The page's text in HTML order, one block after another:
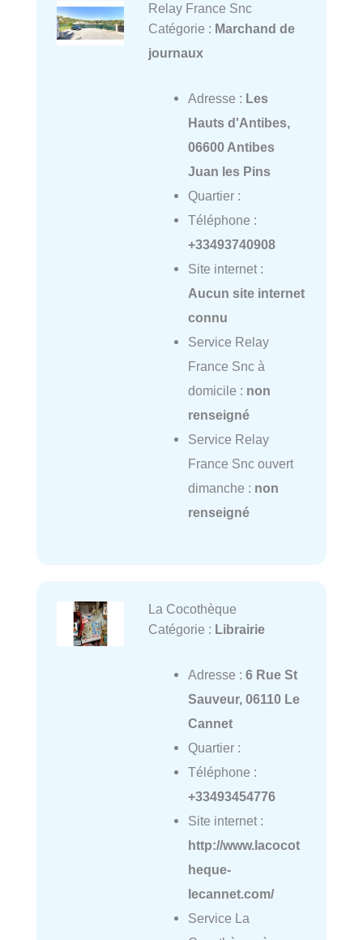
Relay France Snc
Catégorie : Marchand de
journaux
Adresse : Les
Hauts d'Antibes,
06600 Antibes
Juan les Pins
Quartier :
Téléphone :
+33493740908
Site internet :
Aucun site internet
connu
Service Relay
France Snc à
domicile : non
renseigné
Service Relay
France Snc ouvert
dimanche : non
renseigné
La Cocothèque
Catégorie : Librairie
Adresse : 6 Rue St
Sauveur, 06110 Le
Cannet
Quartier :
Téléphone :
+33493454776
Site internet :
http://www.lacocot
heque-
lecannet.com/
Service La